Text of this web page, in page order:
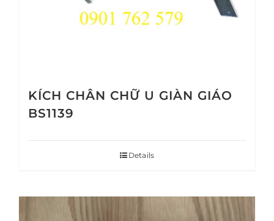
KÍCH CHÂN CHỮ U GIÀN GIÁO
BS1139
Details